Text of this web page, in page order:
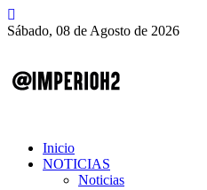
Sábado, 08 de Agosto de 2026
Inicio
NOTICIAS
Noticias